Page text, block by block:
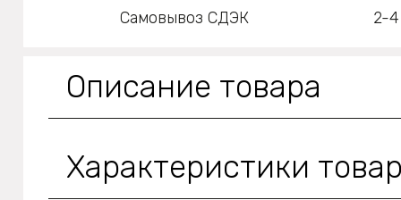
Самовывоз СДЭК
2-
Описание товара
Характеристики